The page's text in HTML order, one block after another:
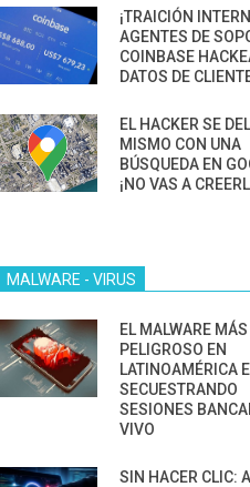
¡TRAICIÓN
AGENTES DE
COINBASE
DATOS DE
EL HACKER SE
MISMO CON UNA
BÚSQUEDA EN
¡NO VAS A
MALWARE - VIRUS
EL MALWARE MÁS
PELIGROSO EN
LATINOAMÉRICA
SECUESTRANDO
SESIONES
VIVO
SIN HACER CLIC: